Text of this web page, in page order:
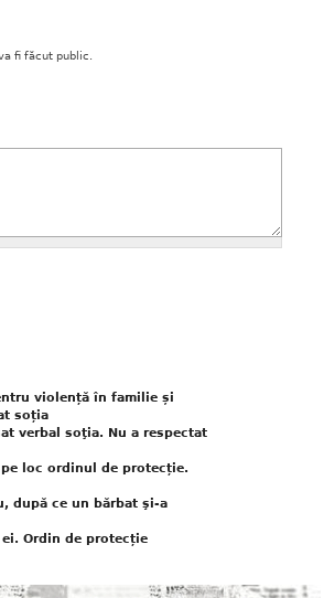
fi făcut public.
violență în familie și
soția
verbal soţia. Nu a respectat
loc ordinul de protecție.
după ce un bărbat şi-a
Ordin de protecție